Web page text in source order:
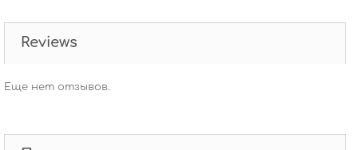
Reviews
Еще нет отзывов.